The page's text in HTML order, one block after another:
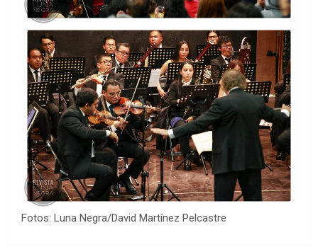
Fotos: Luna Negra/David Martínez Pelcastre